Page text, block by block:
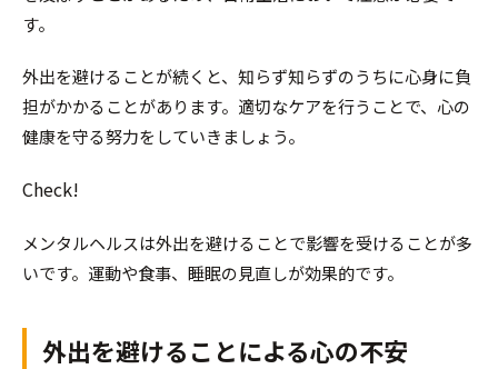
す。
外出を避けることが続くと、知らず知らずのうちに心身に負
担がかかることがあります。適切なケアを行うことで、心の
健康を守る努力をしていきましょう。
Check!
メンタルヘルスは外出を避けることで影響を受けることが多
いです。運動や食事、睡眠の見直しが効果的です。
外出を避けることによる心の不安